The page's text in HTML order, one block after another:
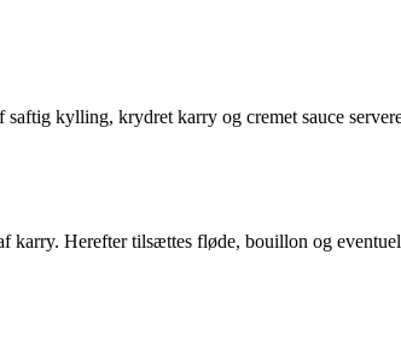
kylling, krydret karry og cremet sauce
Herefter tilsættes fløde, bouillon og